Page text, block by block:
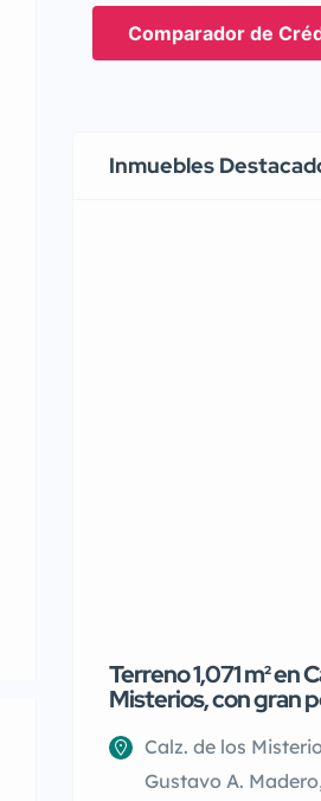
Comparador de
Inmuebles
Terreno 1,071 m² en
Misterios, con gran
Calz. de los
Gustavo A.